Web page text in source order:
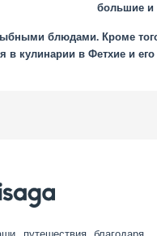
большие и
блюдами. Кроме
в кулинарии в Фетхие и